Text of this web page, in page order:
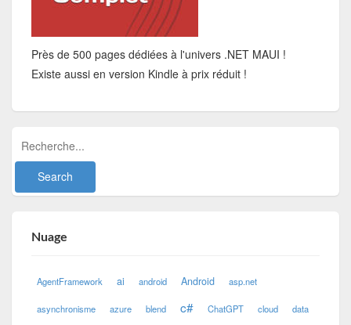
Près de 500 pages dédiées à l'univers .NET MAUI !
Existe aussi en version Kindle à prix réduit !
Nuage
AgentFramework ai android Android asp.net
asynchronisme azure blend c# ChatGPT cloud data